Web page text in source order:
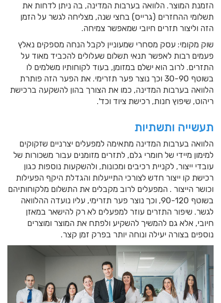
הזמנת המוצר. הלוואה בערבות המדינה, בה ניתן לדחות את
תשלומי ההחזרים (גרייס) בחצי שנה, מצליחה לגשר על הזמן
הזה וליצור תזרים חיובי שמאפשר צמיחה.
שוק מקומי: עסק מסחרי שמעוניין לקבל הנחה מספקים נאלץ
פעמים רבות לאפשר תנאי תשלום שעלולים להכביד מאוד על
התזרים. לרוב הוא ישלם במזומן, בעוד לקוחותיו משלמים לו
בשוטף 30-90 וכך נוצר פער תזרימי. את הפער הזה פותרת
הלוואה בערבות המדינה, כמו את הצורך בהון להשקעה ברכישת
ריהוט, שיפוץ חנות, רכישת ציוד וכד'.
תעשייה ותשתיות
הלוואה בערבות המדינה מתאימה למפעלים יצרניים שזקוקים
למימון מיידי של חומרי גלם, לתזרים מזומנים עבור משכורות של
עובדי ייצור, לקניית רכיבים ומכונות, ולהשקעות נוספות כגון
רכישת קו ייצור חדש לצורכי התייעלות והגדלת היקף הפעילות
וכושר הייצור . המפעלים לרוב מקבלים את התשלום מלקוחותיהם
בשוטף 90-120, וכך נוצר פער תזרימי, עליו נועדה ההלוואה
לגשר. שיפור התזרים עוזר למפעלים לא רק להישאר במאזן
חיובי, אלא גם להמשיך להשקיע ולפתח את המוצר ומוצרים
נוספים בצורה יעילה ונוחה יותר בפרק זמן קצר.